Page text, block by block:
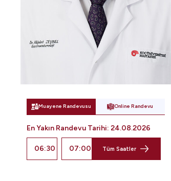
Muayene Randevusu Online Randevu
En Yakın Randevu Tarihi: 24.08.2026
06:30 07:00 Tüm Saatler